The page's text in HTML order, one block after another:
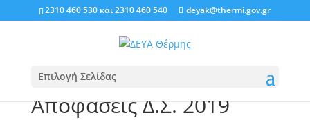
2310 460 530 και2310 460 540 deyak@thermi.gov.gr
Επιλογή Σελίδας
Αποφάσεις Δ.Σ. 2019